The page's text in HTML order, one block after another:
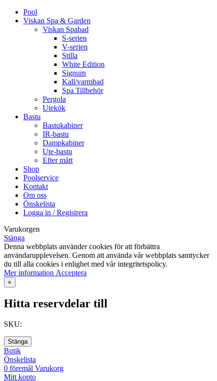
Pool
Viskan Spa & Garden
Viskan Spabad
S-serien
V-serien
Stilla
White Edition
Signum
Kall/varmbad
Spa Tillbehör
Pergola
Utekök
Bastu
Bastukabiner
IR-bastu
Dampkabiner
Ute-bastu
Efter mått
Shop
Poolservice
Kontakt
Om oss
Önskelista
Logga in / Registrera
Varukorgen
Stänga
Denna webbplats använder cookies för att förbättra
användarupplevelsen. Genom att använda vår webbplats samtycker
du till alla cookies i enlighet med vår integritetspolicy.
Mer information Mer
Acceptera
×
Hitta reservdelar till
SKU:
Stänga
Butik
Önskelista
0 föremål Varukorg
Mitt konto